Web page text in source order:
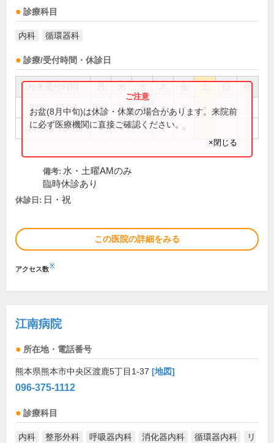
診療科目
内科 循環器科
診療/受付時間・休診日
祝
9:00～13:00 ● ● ● ● ●
14:00～18:00 ● ● ●
お盆(8月中旬)は休診・休業の場合があります。来院前
に必ず医療機関に直接ご確認ください。
×閉じる
備考: 水・土曜AMのみ
臨時休診あり
休診日: 日・祝
この医院の詳細をみる
アクセス数※
江南病院
所在地・電話番号
熊本県熊本市中央区渡鹿5丁目1-37 [地図]
096-375-1112
診療科目
内科 整形外科 呼吸器内科 消化器内科 循環器内科
リ